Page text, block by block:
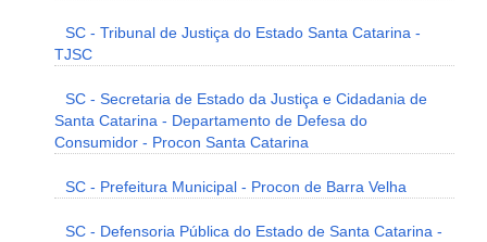
SC - Tribunal de Justiça do Estado Santa Catarina -
TJSC
SC - Secretaria de Estado da Justiça e Cidadania de
Santa Catarina - Departamento de Defesa do
Consumidor - Procon Santa Catarina
SC - Prefeitura Municipal - Procon de Barra Velha
SC - Defensoria Pública do Estado de Santa Catarina -